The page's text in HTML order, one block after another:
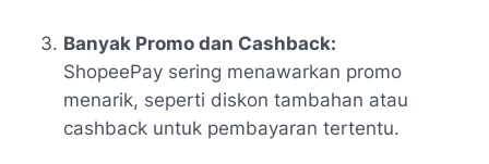
Banyak Promo dan Cashback:
ShopeePay sering menawarkan promo
menarik, seperti diskon tambahan atau
cashback untuk pembayaran tertentu.